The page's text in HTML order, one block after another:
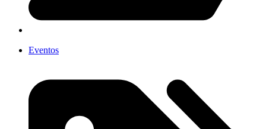
Eventos